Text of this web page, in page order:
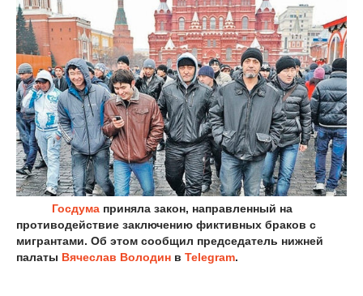
Госдума приняла закон, направленный на
противодействие заключению фиктивных браков с
мигрантами. Об этом сообщил председатель нижней
палаты Вячеслав Володин в Telegram.